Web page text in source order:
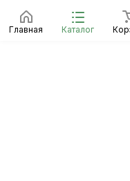
Главная Каталог